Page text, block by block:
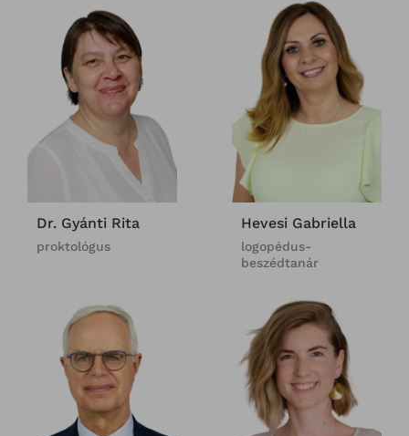
Dr. Gyánti Rita
proktológus
Hevesi Gabriella
logopédus-
beszédtanár